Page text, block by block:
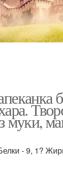
муки,
- 9, 1?